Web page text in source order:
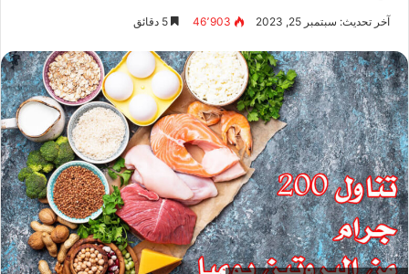
آخر تحديث: سبتمبر 25, 2023 46٬903